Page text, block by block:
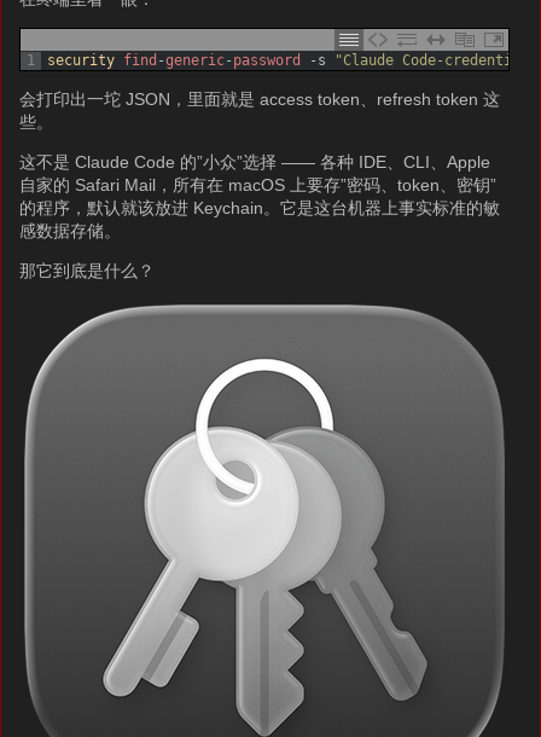
1 security find -generic- password - s "Claude Code-
会打印出一坨 JSON，里面就是 access token、refresh token 这
些。
这不是 Claude Code 的”小众”选择 —— 各种 IDE、CLI、Apple
自家的 Safari Mail，所有在 macOS 上要存”密码、token、密钥”
的程序，默认就该放进 Keychain。它是这台机器上事实标准的敏
感数据存储。
那它到底是什么？